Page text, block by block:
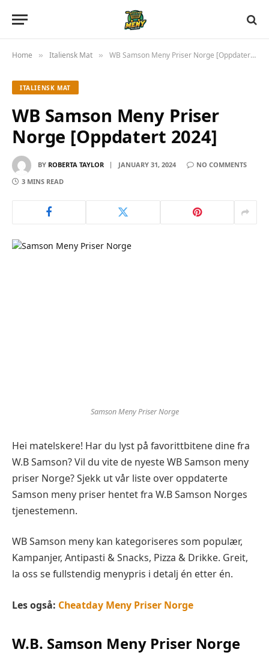
Home » Italiensk Mat » WB Samson Meny Priser Norge [Oppdatert 2024]
ITALIENSK MAT
WB Samson Meny Priser
Norge [Oppdatert 2024]
BY ROBERTA TAYLOR JANUARY 31, 2024
NO COMMENTS
3 MINS READ
Samson Meny Priser Norge
Hei matelskere! Har du lyst på favorittbitene dine fra
W.B Samson? Vil du vite de nyeste WB Samson meny
priser Norge? Sjekk ut vår liste over oppdaterte
Samson meny priser hentet fra W.B Samson Norges
tjenestemenn.
WB Samson meny kan kategoriseres som populær,
Kampanjer, Antipasti & Snacks, Pizza & Drikke. Greit,
la oss se fullstendig menypris i detalj én etter én.
Les også: Cheatday Meny Priser Norge
W.B. Samson Meny Priser Norge